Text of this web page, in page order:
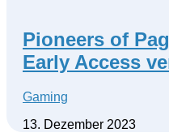
Pioneers of
Early Access
Gaming
13. Dezember 2023